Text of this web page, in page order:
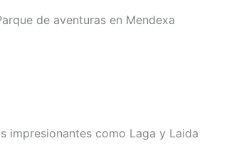
de aventuras en Mendexa
impresionantes como Laga y Laida